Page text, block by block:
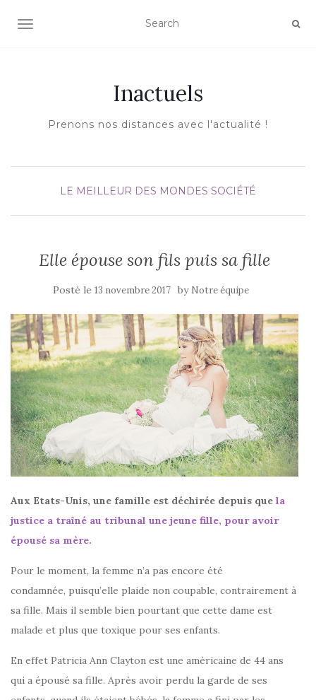
AFFICHER/MASQUER LA NAVIGATION
Inactuels
Prenons nos distances avec l'actualité !
LE MEILLEUR DES MONDES SOCIÉTÉ
Elle épouse son fils puis sa fille
Posté le 13 novembre 2017 by Notre équipe
Aux Etats-Unis, une famille est déchirée depuis que la
justice a traîné au tribunal une jeune fille, pour avoir
épousé sa mère.
Pour le moment, la femme n’a pas encore été
condamnée, puisqu’elle plaide non coupable, contrairement à
sa fille. Mais il semble bien pourtant que cette dame est
malade et plus que toxique pour ses enfants.
En effet Patricia Ann Clayton est une américaine de 44 ans
qui a épousé sa fille. Après avoir perdu la garde de ses